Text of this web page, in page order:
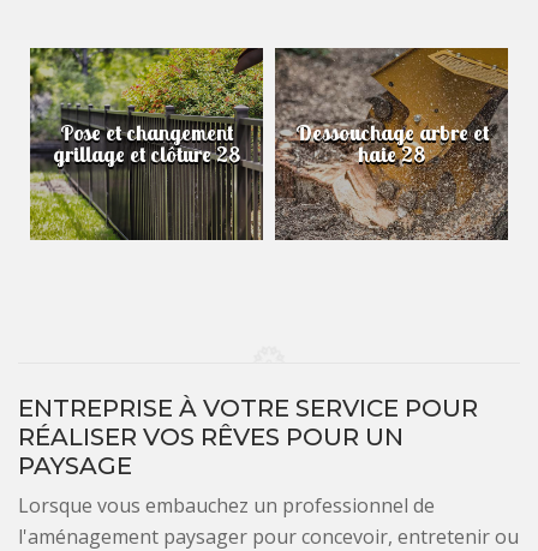
Pose et changement
grillage et clôture 28
Dessouchage arbre et
haie 28
ENTREPRISE À VOTRE SERVICE POUR
RÉALISER VOS RÊVES POUR UN
PAYSAGE
Lorsque vous embauchez un professionnel de
l'aménagement paysager pour concevoir, entretenir ou